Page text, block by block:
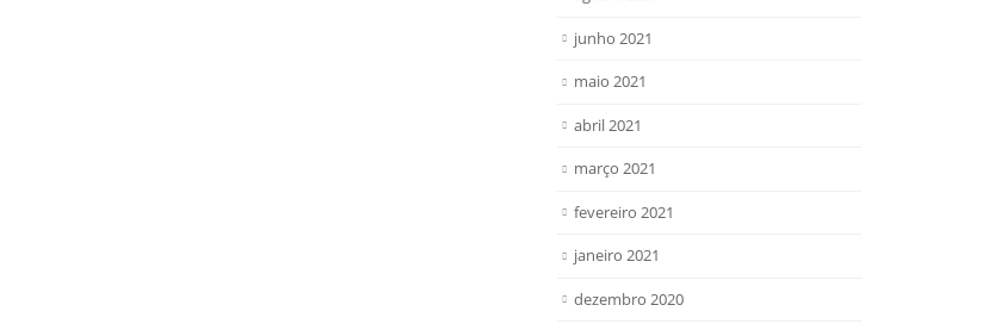
junho 2021
maio 2021
abril 2021
março 2021
fevereiro 2021
janeiro 2021
dezembro 2020